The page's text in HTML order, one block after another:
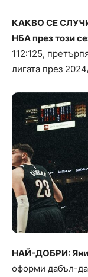
КАКВО СЕ
НБА през този
112:125,
лигата през
НАЙ-ДОБРИ:
оформи дабъл-